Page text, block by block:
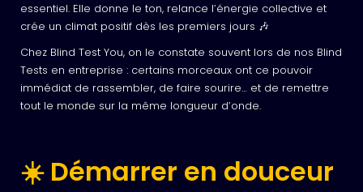
essentiel. Elle donne le ton, relance l’énergie collective et
crée un climat positif dès les premiers jours 🎶
Chez Blind Test You, on le constate souvent lors de nos Blind
Tests en entreprise : certains morceaux ont ce pouvoir
immédiat de rassembler, de faire sourire… et de remettre
tout le monde sur la même longueur d’onde.
☀️ Démarrer en douceur